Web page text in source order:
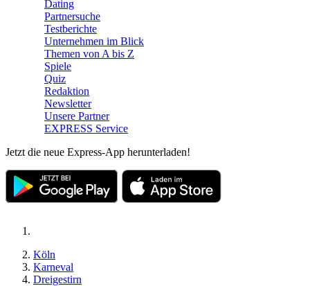
Dating
Partnersuche
Testberichte
Unternehmen im Blick
Themen von A bis Z
Spiele
Quiz
Redaktion
Newsletter
Unsere Partner
EXPRESS Service
Jetzt die neue Express-App herunterladen!
Köln
Karneval
Dreigestirn